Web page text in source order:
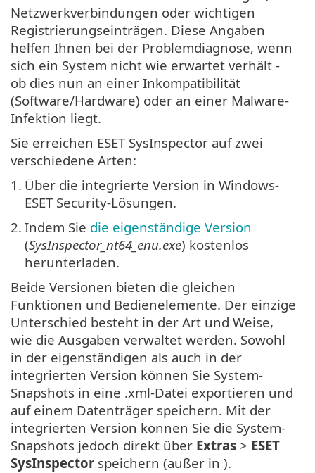
Netzwerkverbindungen oder wichtigen
Registrierungseinträgen. Diese Angaben
helfen Ihnen bei der Problemdiagnose, wenn
sich ein System nicht wie erwartet verhält -
ob dies nun an einer Inkompatibilität
(Software/Hardware) oder an einer Malware-
Infektion liegt.
Sie erreichen ESET SysInspector auf zwei
verschiedene Arten:
1. Über die integrierte Version in Windows-
ESET Security-Lösungen.
2. Indem Sie die eigenständige Version
(SysInspector_nt64_enu.exe) kostenlos
herunterladen.
Beide Versionen bieten die gleichen
Funktionen und Bedienelemente. Der einzige
Unterschied besteht in der Art und Weise,
wie die Ausgaben verwaltet werden. Sowohl
in der eigenständigen als auch in der
integrierten Version können Sie System-
Snapshots in eine .xml-Datei exportieren und
auf einem Datenträger speichern. Mit der
integrierten Version können Sie die System-
Snapshots jedoch direkt über Extras > ESET
SysInspector speichern (außer in ).